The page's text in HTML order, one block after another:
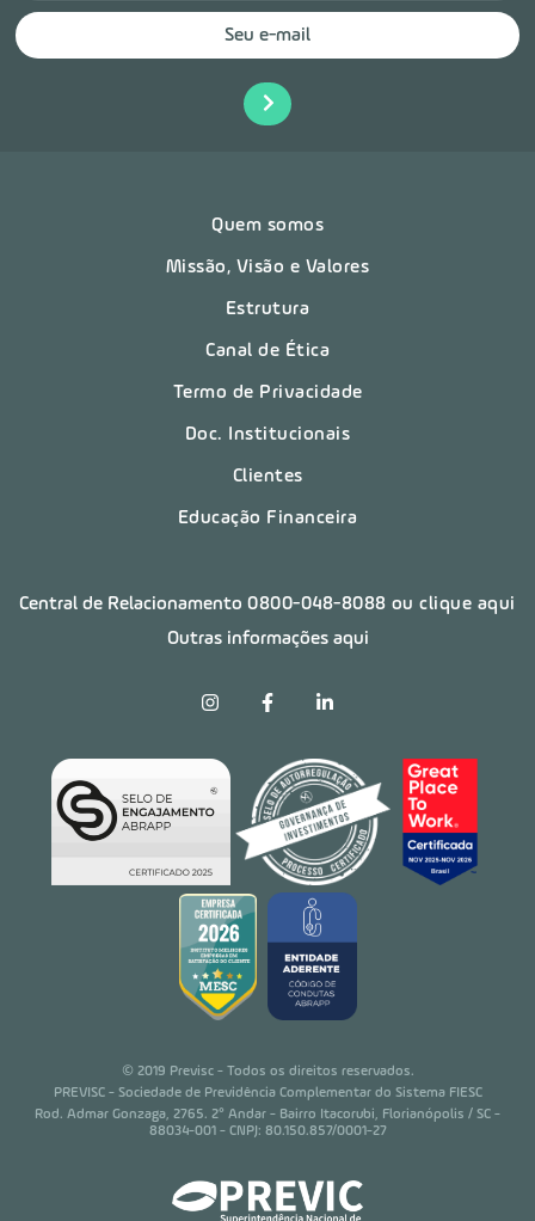
Quem somos
Missão, Visão e Valores
Estrutura
Canal de Ética
Termo de Privacidade
Doc. Institucionais
Clientes
Educação Financeira
Central de Relacionamento0800-048-8088 ou clique aqui
Outras informações aqui
© 2019 Previsc - Todos os direitos reservados.
PREVISC - Sociedade de Previdência Complementar do Sistema FIESC
Rod. Admar Gonzaga, 2765. 2° Andar - Bairro Itacorubi, Florianópolis / SC -
88034-001 - CNPJ: 80.150.857/0001-27